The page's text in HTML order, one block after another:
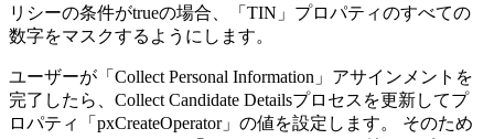
リシーの条件がtrueの場合、
「TIN」 プロパティのすべての
数字をマスクするようにします。
ユーザーが「Collect Personal Information」アサインメントを
完了したら、 Collect Candidate Detailsプロセスを更新してプ
ロパティ
「pxCreateOperator」 の値を設定します。 そのため